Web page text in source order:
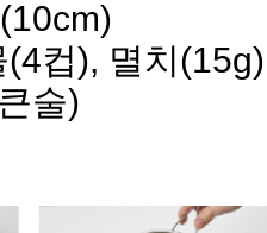
컵), 멸치
술)